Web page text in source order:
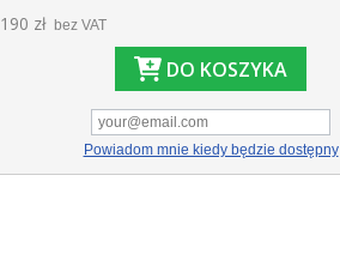
190 zł bez VAT
DO KOSZYKA
Powiadom mnie kiedy będzie dostępny